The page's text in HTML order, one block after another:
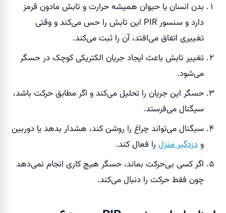
بدن انسان یا حیوان همیشه حرارت و تابش مادون قرمز
دارد و سنسور PIR این تابش را حس می‌کند و وقتی
تغییری اتفاق می‌افتد، آن را ثبت می‌کند.
تغییر تابش باعث ایجاد جریان الکتریکی کوچک در حسگر
می‌شود.
حسگر این جریان را تحلیل می‌کند و اگر مطابق حرکت باشد،
سیگنال می‌فرستد.
سیگنال می‌تواند چراغ را روشن کند، هشدار بدهد یا دوربین
ودزدگیر منزل را فعال کند.
اگر کسی بی‌حرکت بماند، حسگر هیچ کاری انجام نمی‌دهد
چون فقط حرکت را دنبال می‌کند.